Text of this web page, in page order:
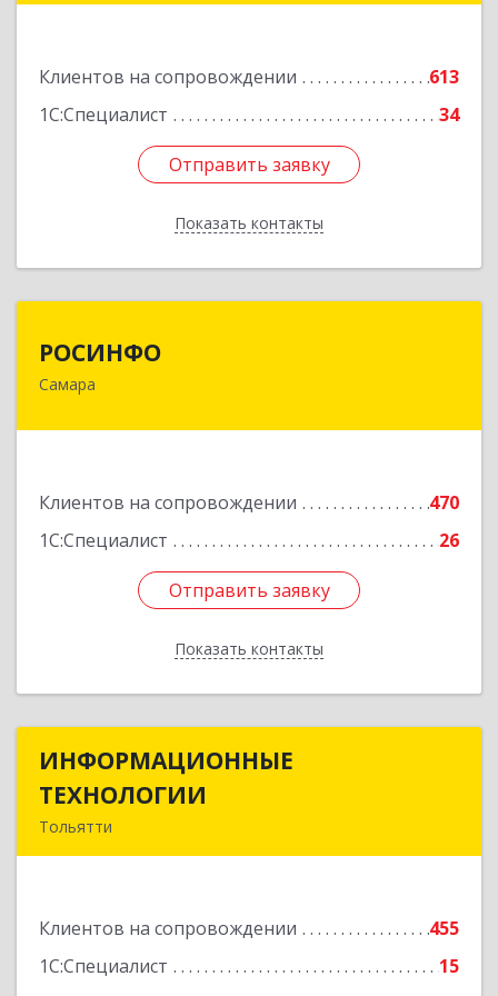
Клиентов на сопровождении
613
1С:Специалист
34
Отправить заявку
Показать контакты
Отправить заявку
Назад
РОСИНФО
Самара
Клиентов на сопровождении
470
1С:Специалист
26
Отправить заявку
Показать контакты
443069, Самарская обл, Самара г, Авроры ул,
Отправить заявку
Назад
ИНФОРМАЦИОННЫЕ
ТЕХНОЛОГИИ
Тольятти
Клиентов на сопровождении
455
1С:Специалист
15
ИНФОРМАЦИОННЫЕ
Подробнее